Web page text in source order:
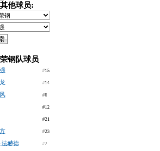
他球员:
钢队球员
#15
#14
#6
#12
#21
#23
法赫德 #7